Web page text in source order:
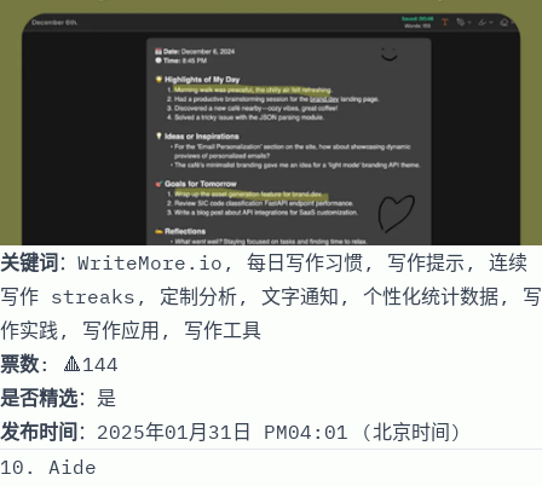
关键词：WriteMore.io, 每日写作习惯, 写作提示, 连续
写作 streaks, 定制分析, 文字通知, 个性化统计数据, 写
作实践, 写作应用, 写作工具
票数: 🔺144
是否精选：是
发布时间 ：2025年01月31日 PM04:01 (北京时间)
10. Aide